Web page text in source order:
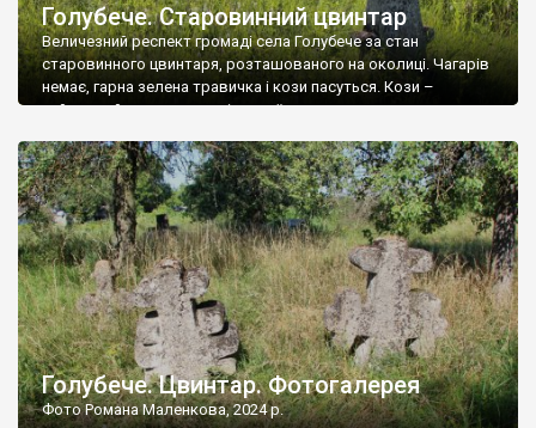
Голубече. Старовинний цвинтар
Величезний респект громаді села Голубече за стан
старовинного цвинтаря, розташованого на околиці. Чагарів
немає, гарна зелена травичка і кози пасуться. Кози –
найкращий регулятор шкідливої, для старих кладовищ,
бруньками, кози ті бруньки обгризають, бо то улюблений
делікатес. На цвинтарі у Голубечому ціла колекція
різноманітних форм хрестів. Село відносно невелике, […]
Голубече. Цвинтар. Фотогалерея
Фото Романа Маленкова, 2024 р.